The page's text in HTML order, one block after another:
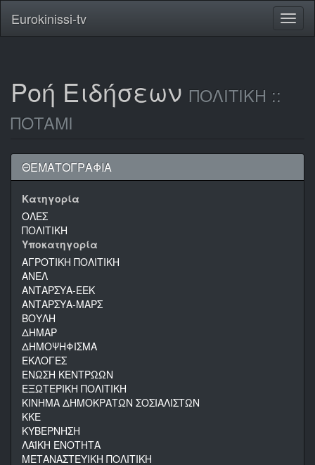
Eurokinissi-tv
Ροή Ειδήσεων ΠΟΛΙΤΙΚΗ ::
ΠΟΤΑΜΙ
ΘΕΜΑΤΟΓΡΑΦΙΑ
Κατηγορία
ΟΛΕΣ
ΠΟΛΙΤΙΚΗ
Υποκατηγορία
ΑΓΡΟΤΙΚΗ ΠΟΛΙΤΙΚΗ
ΑΝΕΛ
ΑΝΤΑΡΣΥΑ-ΕΕΚ
ΑΝΤΑΡΣΥΑ-ΜΑΡΣ
ΒΟΥΛΗ
ΔΗΜΑΡ
ΔΗΜΟΨΗΦΙΣΜΑ
ΕΚΛΟΓΕΣ
ΕΝΩΣΗ ΚΕΝΤΡΩΩΝ
ΕΞΩΤΕΡΙΚΗ ΠΟΛΙΤΙΚΗ
ΚΙΝΗΜΑ ΔΗΜΟΚΡΑΤΩΝ ΣΟΣΙΑΛΙΣΤΩΝ
ΚΚΕ
ΚΥΒΕΡΝΗΣΗ
ΛΑΪΚΗ ΕΝΟΤΗΤΑ
ΜΕΤΑΝΑΣΤΕΥΙΚΗ ΠΟΛΙΤΙΚΗ